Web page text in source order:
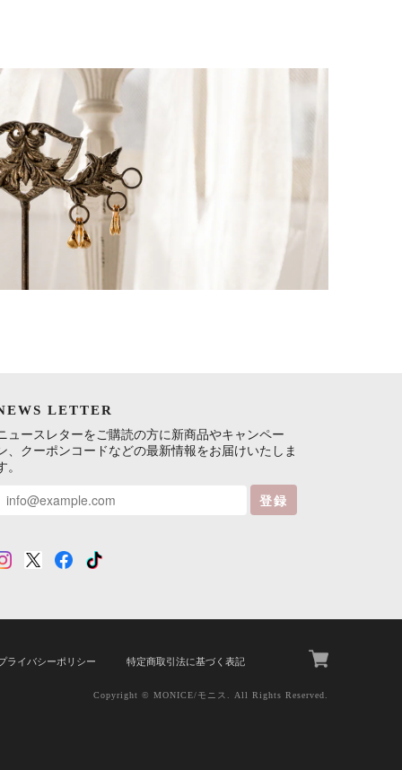
LETTER
ュースレターをご購読の方に新商品やキャンペー
、クーポンコードなどの最新情報をお届けいたしま
。
登録
ライバシーポリシー 特定商取引法に基づく表記
Copyright © MONICE/モニス. All Rights Reserved.